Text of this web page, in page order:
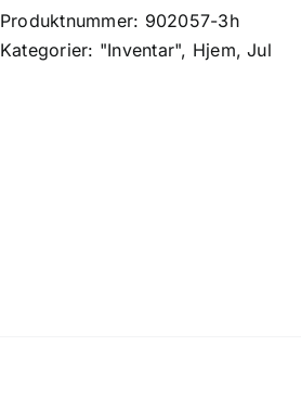
antall
Produktnummer: 902057-3h
Kategorier: "Inventar", Hjem,Jul